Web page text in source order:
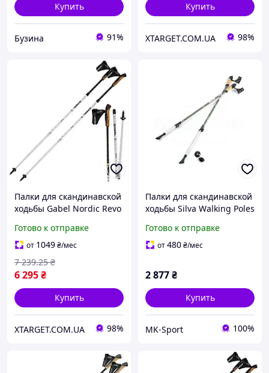
Купить
Бузина 91%
Купить
XTARGET.COM.UA 98%
Палки для скандинавской
ходьбы Gabel Nordic Revo
(7009351340000)
Готово к отправке
от 1049₴/мес
6 295₴
7 239.25 ₴
Купить
XTARGET.COM.UA 98%
Палки для скандинавской
ходьбы Silva Walking Poles
см, Grey (SLV 38123)
Готово к отправке
от480₴/мес
2 877₴
Купить
MK-Sport 100%